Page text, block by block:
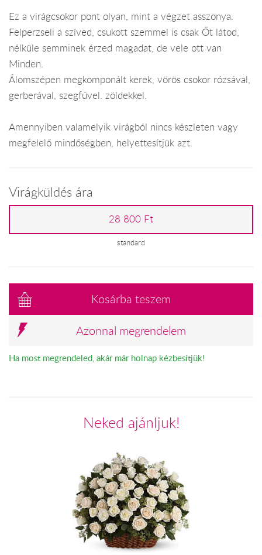
Ez a virágcsokor pont olyan, mint a végzet asszonya.
Felperzseli a szíved, csukott szemmel is csak Őt látod,
nélküle semminek érzed magadat, de vele ott van
Minden.
Álomszépen megkomponált kerek, vörös csokor rózsával,
gerberával, szegfűvel. zöldekkel.
Amennyiben valamelyik virágból nincs készleten vagy
megfelelő mindőségben, helyettesítjük azt.
Virágküldés ára
28 800 Ft
standard
Kosárba teszem
Azonnal megrendelem
Ha most megrendeled, akár már holnap kézbesítjük!
Neked ajánljuk!